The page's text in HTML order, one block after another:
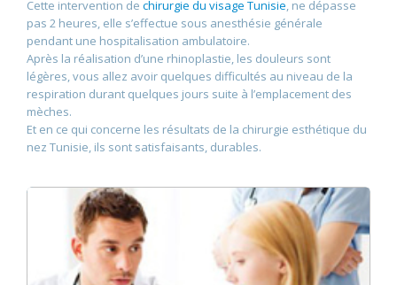
Cette intervention de chirurgie du visage Tunisie, ne dépasse
pas 2 heures, elle s’effectue sous anesthésie générale
pendant une hospitalisation ambulatoire.
Après la réalisation d’une rhinoplastie, les douleurs sont
légères, vous allez avoir quelques difficultés au niveau de la
respiration durant quelques jours suite à l’emplacement des
mèches.
Et en ce qui concerne les résultats de la chirurgie esthétique du
nez Tunisie, ils sont satisfaisants, durables.